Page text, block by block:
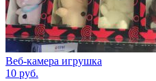
Веб-камера игрушка
10 руб.